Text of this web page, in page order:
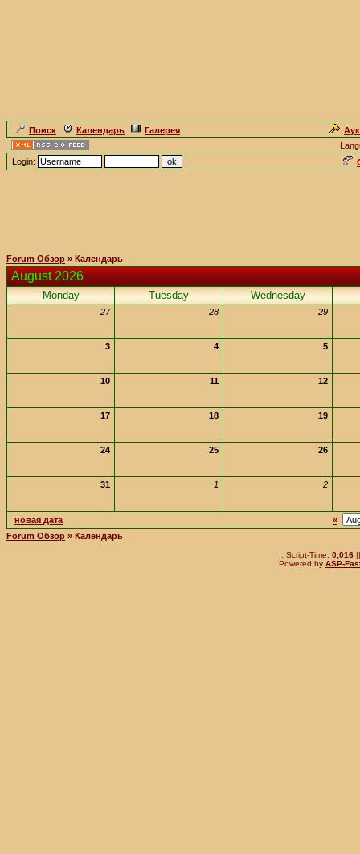
Поиск Календарь Галерея
Login:
Forum Обзор » Календарь
August 2026
Monday Tuesday Wednesday
27 28 29
3 4 5
10 11 12
17 18 19
24 25 26
31 1 2
новая дата
«
Forum Обзор » Календарь
.: Script-Time: 0,016||
Powered by ASP-